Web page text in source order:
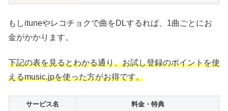
もしituneやレコチョクで曲をDLするれば、1曲ごとにお
金がかかります。
下記の表を見るとわかる通り、お試し登録のポイントを使
えるmusic.jpを使った方がお得です。
サービス名 料金・特典